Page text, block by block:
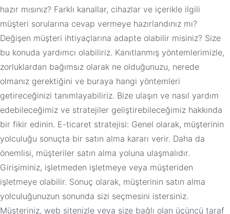
hazır mısınız? Farklı kanallar, cihazlar ve içerikle ilgili
müşteri sorularına cevap vermeye hazırlandınız mı?
Değişen müşteri ihtiyaçlarına adapte olabilir misiniz? Size
bu konuda yardımcı olabiliriz. Kanıtlanmış yöntemlerimizle,
zorluklardan bağımsız olarak ne olduğunuzu, nerede
olmanız gerektiğini ve buraya hangi yöntemleri
getireceğinizi tanımlayabiliriz. Bize ulaşın ve nasıl yardım
edebileceğimiz ve stratejiler geliştirebileceğimiz hakkında
bir fikir edinin. E-ticaret stratejisi: Genel olarak, müşterinin
yolculuğu sonuçta bir satın alma kararı verir. Daha da
önemlisi, müşteriler satın alma yoluna ulaşmalıdır.
Girişiminiz, işletmeden işletmeye veya müşteriden
işletmeye olabilir. Sonuç olarak, müşterinin satın alma
yolculuğunuzun sonunda sizi seçmesini istersiniz.
Müşteriniz, web sitenizle veya size bağlı olan üçüncü taraf